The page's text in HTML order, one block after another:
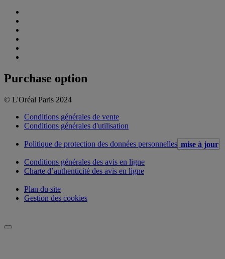
Purchase option
© L'Oréal Paris 2024
Conditions générales de vente
Conditions générales d'utilisation
Politique de protection des données personnelles mise à jour
Conditions générales des avis en ligne
Charte d’authenticité des avis en ligne
Plan du site
Gestion des cookies